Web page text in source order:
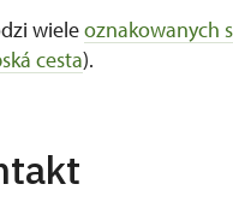
wieleoznakowanych
cesta).